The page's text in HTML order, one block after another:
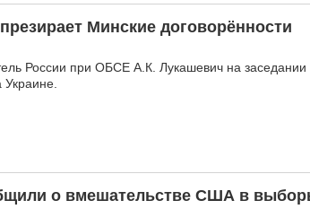
Минские договорённости
России при ОБСЕ А.К. Лукашевич на
о вмешательстве США в